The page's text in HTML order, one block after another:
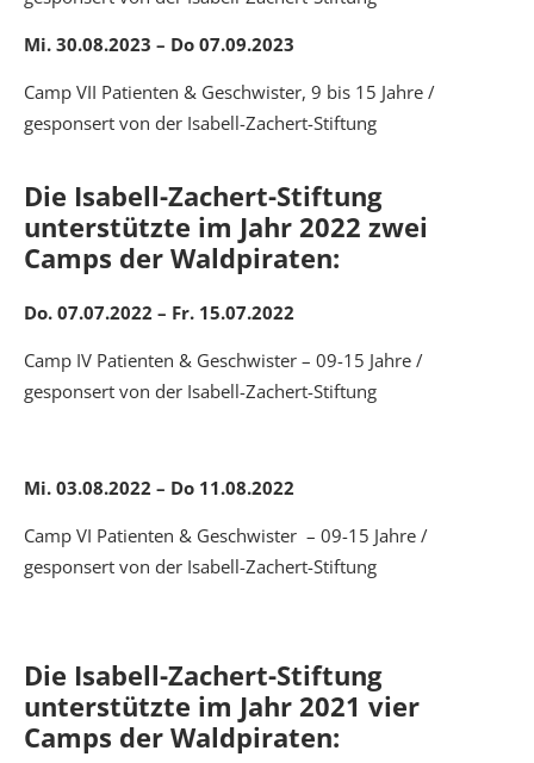
Mi. 30.08.2023 – Do 07.09.2023
Camp VII Patienten & Geschwister, 9 bis 15 Jahre /
gesponsert von der Isabell-Zachert-Stiftung
Die Isabell-Zachert-Stiftung
unterstützte im Jahr 2022 zwei
Camps der Waldpiraten:
Do. 07.07.2022 – Fr. 15.07.2022
Camp IV Patienten & Geschwister – 09-15 Jahre /
gesponsert von der Isabell-Zachert-Stiftung
Mi. 03.08.2022 – Do 11.08.2022
Camp VI Patienten & Geschwister – 09-15 Jahre /
gesponsert von der Isabell-Zachert-Stiftung
Die Isabell-Zachert-Stiftung
unterstützte im Jahr 2021 vier
Camps der Waldpiraten: